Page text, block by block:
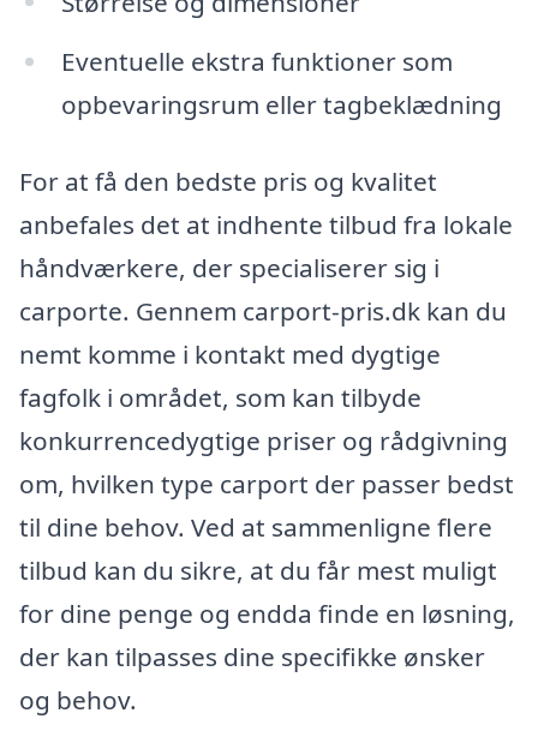
Eventuelle ekstra funktioner som
opbevaringsrum eller tagbeklædning
For at få den bedste pris og kvalitet
anbefales det at indhente tilbud fra lokale
håndværkere, der specialiserer sig i
carporte. Gennem carport-pris.dk kan du
nemt komme i kontakt med dygtige
fagfolk i området, som kan tilbyde
konkurrencedygtige priser og rådgivning
om, hvilken type carport der passer bedst
til dine behov. Ved at sammenligne flere
tilbud kan du sikre, at du får mest muligt
for dine penge og endda finde en løsning,
der kan tilpasses dine specifikke ønsker
og behov.